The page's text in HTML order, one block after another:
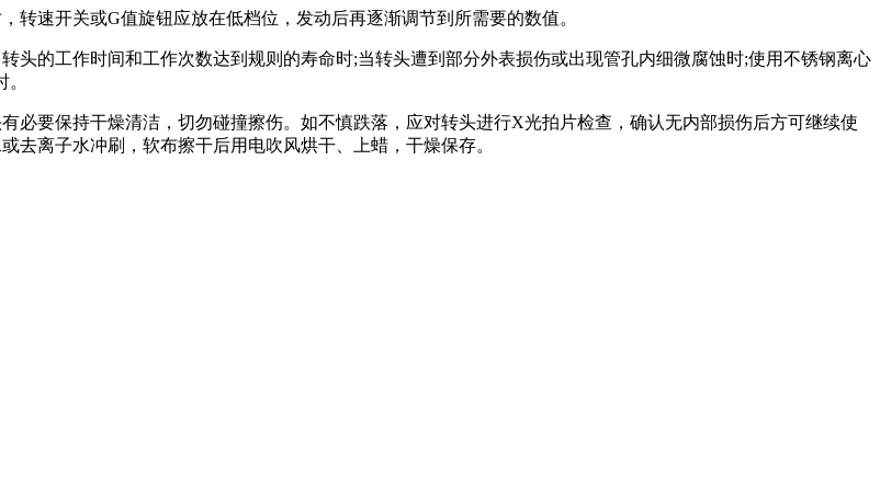
速开关或G值旋钮应放在低档位，发动后再逐渐调节到所需要的数值。
头的工作时间和工作次数达到规则的寿命时;当转头遭到部分外表损伤或出现管孔内细微腐蚀时;使用不锈钢离心
必要保持干燥清洁，切勿碰撞擦伤。如不慎跌落，应对转头进行X光拍片检查，确认无内部损伤后方可继续使
离子水冲刷，软布擦干后用电吹风烘干、上蜡，干燥保存。